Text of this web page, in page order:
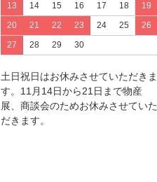
13
14 15 16 17 18
19
20
21 22 23 24 25
26
27
28 29 30
土日祝日はお休みさせていただきま
す。11月14日から21日まで物産
展、商談会のためお休みさせていた
だきます。